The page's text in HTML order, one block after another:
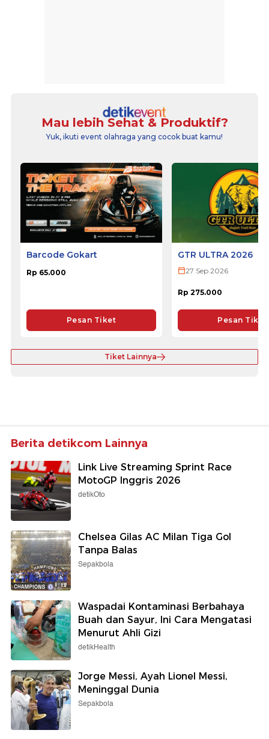
Mau lebih Sehat & Produktif?
Yuk, ikuti event olahraga yang cocok buat kamu!
Barcode Gokart
Rp 65.000
Pesan Tiket
GTR ULTRA 2026
27 Sep 2026
Rp 275.000
Pesan Tiket
Tiket Lainnya
Berita detikcom Lainnya
Link Live Streaming Sprint Race
MotoGP Inggris 2026
detikOto
Chelsea Gilas AC Milan Tiga Gol
Tanpa Balas
Sepakbola
Waspadai Kontaminasi Berbahaya
Buah dan Sayur, Ini Cara Mengatasi
Menurut Ahli Gizi
detikHealth
Jorge Messi, Ayah Lionel Messi,
Meninggal Dunia
Sepakbola